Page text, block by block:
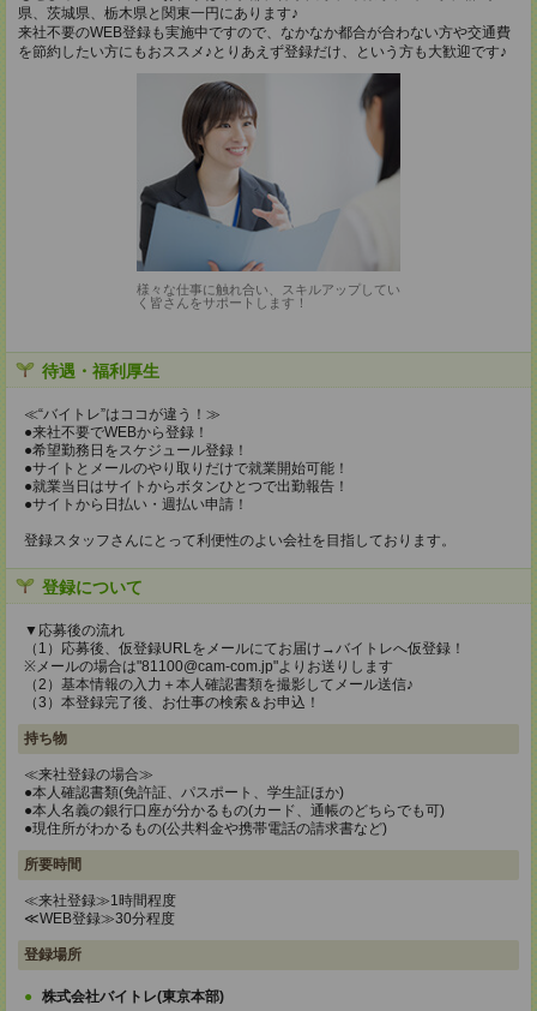
県、茨城県、栃木県と関東一円にあります♪
来社不要のWEB登録も実施中ですので、なかなか都合が合わない方や交通費
を節約したい方にもおススメ♪とりあえず登録だけ、という方も大歓迎です♪
様々な仕事に触れ合い、スキルアップしてい
く皆さんをサポートします！
待遇・福利厚生
≪“バイトレ”はココが違う！≫
●来社不要でWEBから登録！
●希望勤務日をスケジュール登録！
●サイトとメールのやり取りだけで就業開始可能！
●就業当日はサイトからボタンひとつで出勤報告！
●サイトから日払い・週払い申請！
登録スタッフさんにとって利便性のよい会社を目指しております。
登録について
▼応募後の流れ
（1）応募後、仮登録URLをメールにてお届け→バイトレへ仮登録！
※メールの場合は"81100@cam-com.jp"よりお送りします
（2）基本情報の入力＋本人確認書類を撮影してメール送信♪
（3）本登録完了後、お仕事の検索＆お申込！
持ち物
≪来社登録の場合≫
●本人確認書類(免許証、パスポート、学生証ほか)
●本人名義の銀行口座が分かるもの(カード、通帳のどちらでも可)
●現住所がわかるもの(公共料金や携帯電話の請求書など)
所要時間
≪来社登録≫1時間程度
≪WEB登録≫30分程度
登録場所
株式会社バイトレ(東京本部)